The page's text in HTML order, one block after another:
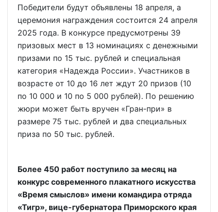
Победители будут объявлены 18 апреля, а
церемония награждения состоится 24 апреля
2025 года. В конкурсе предусмотрены 39
призовых мест в 13 номинациях с денежными
призами по 15 тыс. рублей и специальная
категория «Надежда России». Участников в
возрасте от 10 до 16 лет ждут 20 призов (10
по 10 000 и 10 по 5 000 рублей). По решению
жюри может быть вручен «Гран-при» в
размере 75 тыс. рублей и два специальных
приза по 50 тыс. рублей.
Более 450 работ поступило за месяц на
конкурс современного плакатного искусства
«Время смыслов» имени командира отряда
«Тигр», вице-губернатора Приморского края